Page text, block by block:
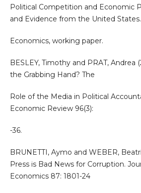
Political Competition and Economic
and Evidence from the United
Economics, working paper.
BESLEY, Timothy and PRAT, Andrea
the Grabbing Hand? The
Role of the Media in Political
Economic Review 96(3):
-36.
BRUNETTI, Aymo and WEBER,
Press is Bad News for Corruption.
Economics 87: 1801-24